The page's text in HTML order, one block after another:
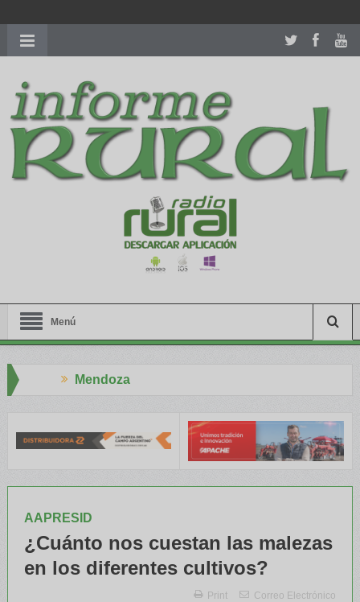
richardmillereplica
women.patekphilippe.tofor sale in usa recognized command with
dining room table ceremony. welcome to our
perfectwatches.is
shop. best youngsexdoll.comwith professional customer
services. 1: 1 design high
https://reallydiamond.com/
Menú
AAPRESID
¿Cuánto nos cuestan las malezas
en los diferentes cultivos?
Print Correo Electrónico